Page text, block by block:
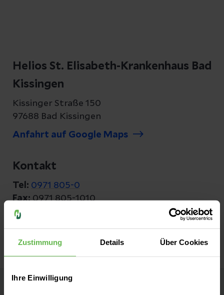
Zustimmung Details Über Cookies
Ihre Einwilligung
Helios St. Elisabeth-Krankenhaus Bad
Kissingen
Kissinger Straße 150
97688 Bad Kissingen
Anfahrt auf Google Maps
Kontakt
Tel: 0971 805-0
Fax:0971 805-1010
E-Mail senden